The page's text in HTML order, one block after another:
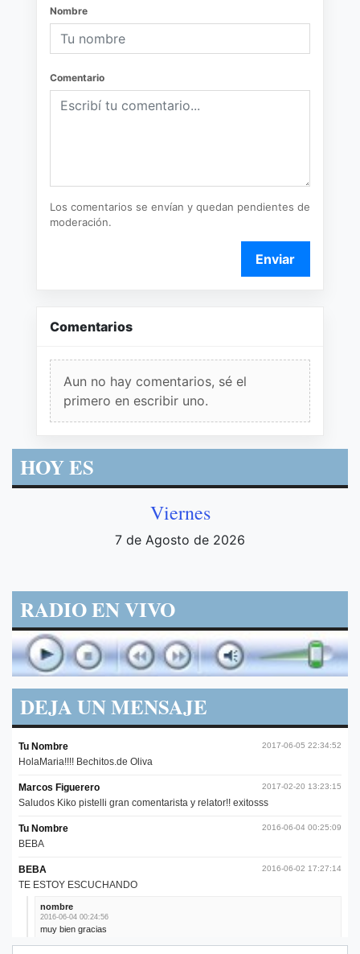
Nombre
Comentario
Los comentarios se envían y quedan pendientes de
moderación.
Enviar
Comentarios
Aun no hay comentarios, sé el
primero en escribir uno.
HOY ES
Viernes
7 de Agosto de 2026
RADIO EN VIVO
DEJA UN MENSAJE